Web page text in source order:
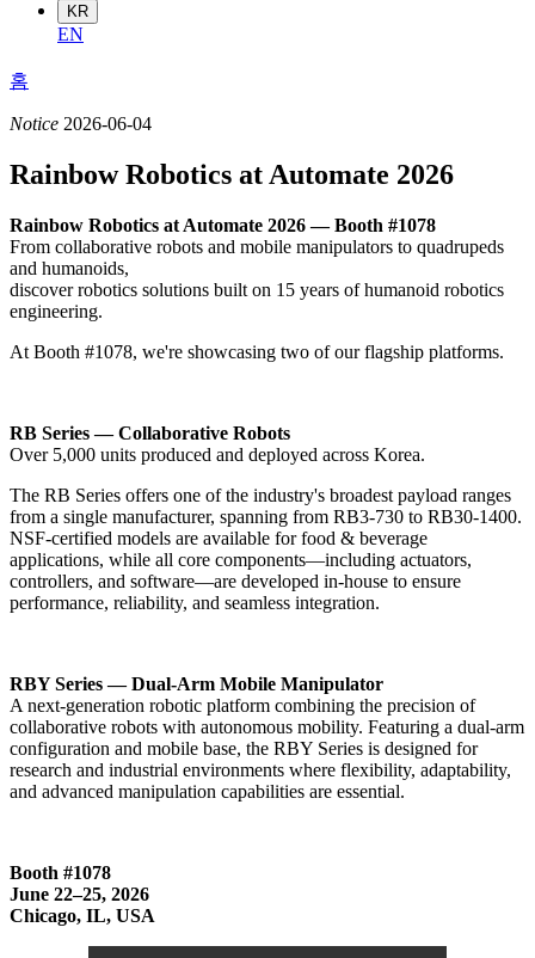
KR
EN
홈
Notice 2026-06-04
Rainbow Robotics at Automate 2026
Rainbow Robotics at Automate 2026 — Booth #1078
From collaborative robots and mobile manipulators to quadrupeds
and humanoids,
discover robotics solutions built on 15 years of humanoid robotics
engineering.
At Booth #1078, we're showcasing two of our flagship platforms.
RB Series — Collaborative Robots
Over 5,000 units produced and deployed across Korea.
The RB Series offers one of the industry's broadest payload ranges
from a single manufacturer, spanning from RB3-730 to RB30-1400.
NSF-certified models are available for food & beverage
applications, while all core components—including actuators,
controllers, and software—are developed in-house to ensure
performance, reliability, and seamless integration.
RBY Series — Dual-Arm Mobile Manipulator
A next-generation robotic platform combining the precision of
collaborative robots with autonomous mobility. Featuring a dual-arm
configuration and mobile base, the RBY Series is designed for
research and industrial environments where flexibility, adaptability,
and advanced manipulation capabilities are essential.
Booth #1078
June 22–25, 2026
Chicago, IL, USA